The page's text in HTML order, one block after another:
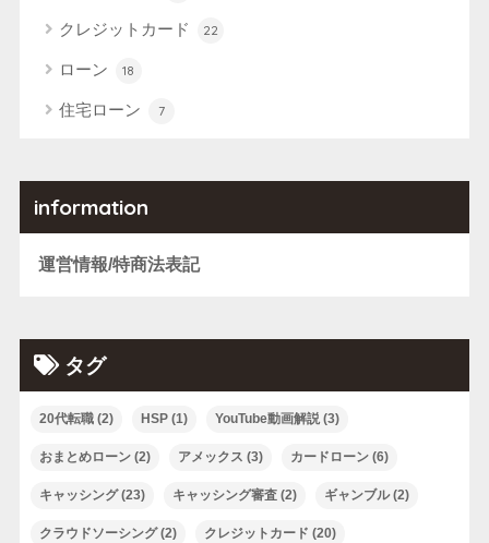
クレジットカード 22
ローン 18
住宅ローン 7
information
運営情報/特商法表記
タグ
20代転職(2) HSP(1) YouTube動画解説(3)
おまとめローン(2) アメックス (3) カードローン(6)
キャッシング(23) キャッシング審査(2) ギャンブル(2)
クラウドソーシング(2) クレジットカード (20)